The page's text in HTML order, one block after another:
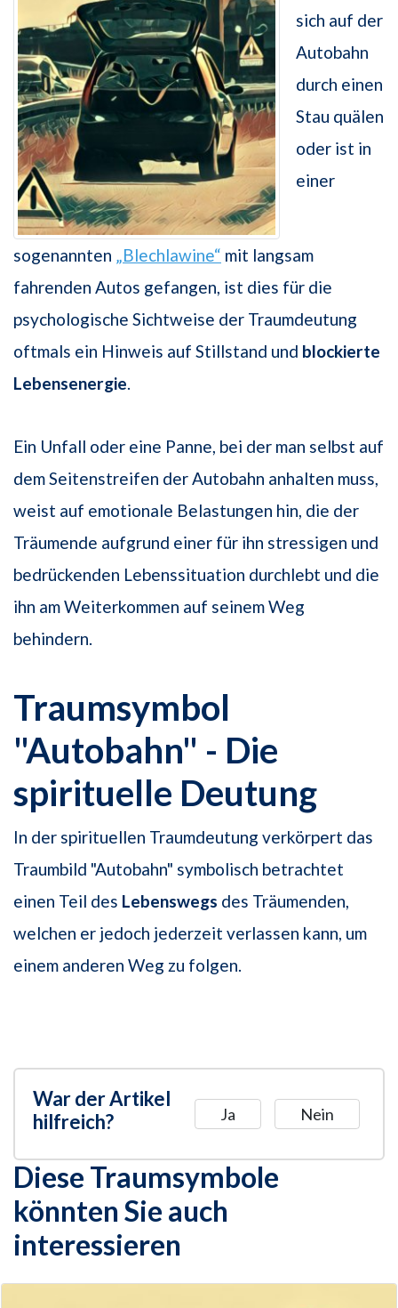
sich auf der
Autobahn
durch einen
Stau quälen
oder ist in
einer
sogenannten „Blechlawine“ mit langsam
fahrenden Autos gefangen, ist dies für die
psychologische Sichtweise der Traumdeutung
oftmals ein Hinweis auf Stillstand und blockierte
Lebensenergie.
Ein Unfall oder eine Panne, bei der man selbst auf
dem Seitenstreifen der Autobahn anhalten muss,
weist auf emotionale Belastungen hin, die der
Träumende aufgrund einer für ihn stressigen und
bedrückenden Lebenssituation durchlebt und die
ihn am Weiterkommen auf seinem Weg
behindern.
Traumsymbol
"Autobahn" - Die
spirituelle Deutung
In der spirituellen Traumdeutung verkörpert das
Traumbild "Autobahn" symbolisch betrachtet
einen Teil des Lebenswegs des Träumenden,
welchen er jedoch jederzeit verlassen kann, um
einem anderen Weg zu folgen.
War der Artikel
hilfreich?
Ja Nein
Diese Traumsymbole
könnten Sie auch
interessieren